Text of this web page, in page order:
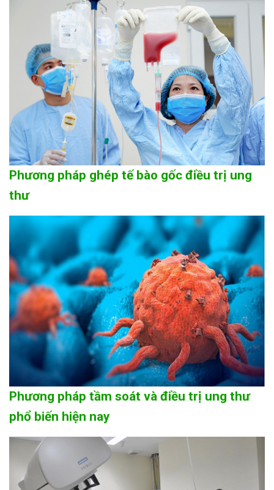
Phương pháp ghép tế bào gốc điều trị ung
thư
Phương pháp tầm soát và điều trị ung thư
phổ biến hiện nay